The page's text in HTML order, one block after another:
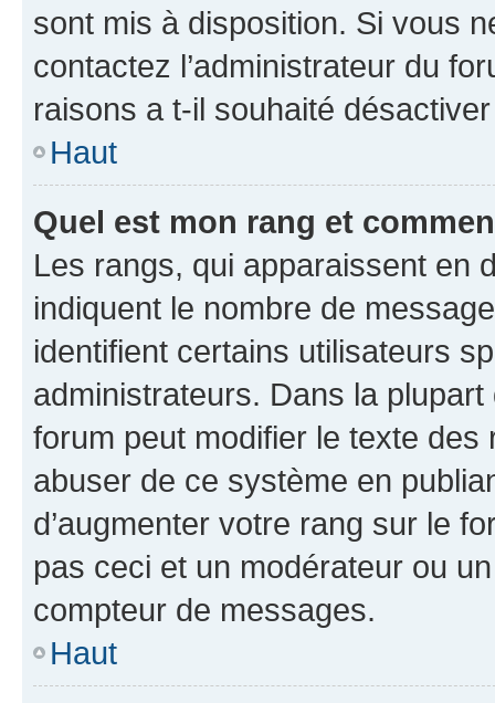
sont mis à disposition. Si vous
contactez l’administrateur du
raisons a t-il souhaité
Haut
Quel est mon rang et
Les rangs, qui apparaissent en
indiquent le nombre de
identifient certains utilisateurs
administrateurs. Dans la
forum peut modifier le texte
abuser de ce système en
d’augmenter votre rang sur le
pas ceci et un modérateur ou
compteur de messages.
Haut